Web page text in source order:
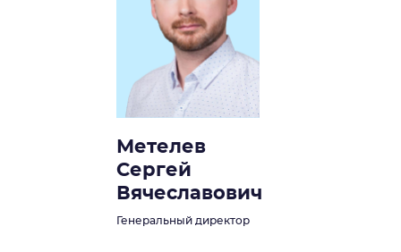
Метелев
Сергей
Вячеславович
Генеральный директор